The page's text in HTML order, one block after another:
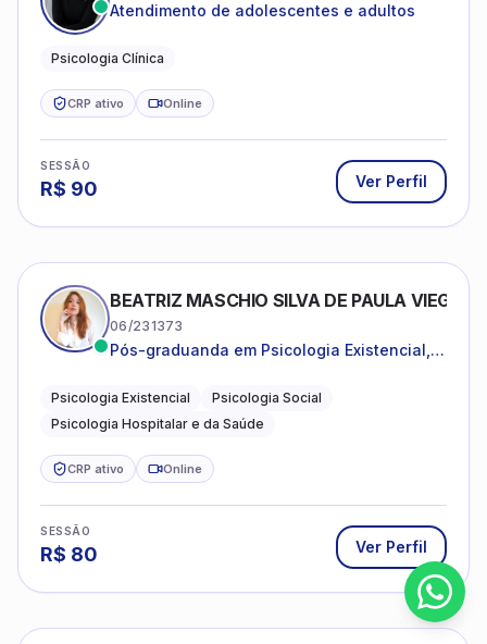
Atendimento de adolescentes e adultos
Psicologia Clínica
CRP ativo Online
SESSÃO
R$ 90 Ver Perfil
BEATRIZ MASCHIO SILVA DE PAULA VIEGAS
06/231373
Pós-graduanda em Psicologia Existencial,
da Saúde.
Psicologia Existencial
Psicologia Social
Psicologia Hospitalar e da Saúde
CRP ativo Online
SESSÃO
R$ 80 Ver Perfil